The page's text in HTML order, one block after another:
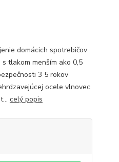
domácich spotrebičov
tlakom menším ako 0,5
3 5 rokov
ocele vlnovec
celý popis